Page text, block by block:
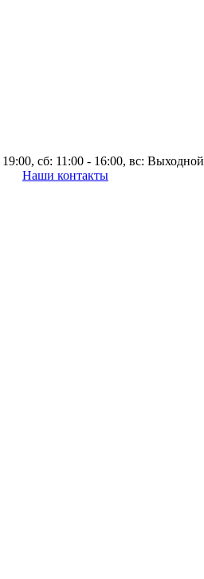
сб: 11:00 - 16:00, вс: Выходной
Наши контакты